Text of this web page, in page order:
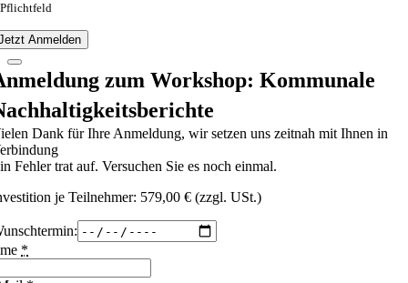
Anmelden
zum Workshop: Kommunale
Dank für Ihre Anmeldung, wir setzen uns zeitnah mit Ihnen in
Fehler trat auf. Versuchen Sie es noch einmal.
je Teilnehmer: 579,00 € (zzgl. USt.)
*